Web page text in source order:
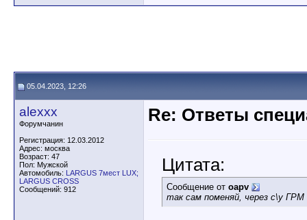
05.04.2023, 12:26
alexxx
Форумчанин
Регистрация: 12.03.2012
Адрес: москва
Возраст: 47
Пол: Мужской
Автомобиль: LARGUS 7мест LUX;
LARGUS CROSS
Сообщений: 912
Re: Ответы
Цитата:
Сообщение от oapv
так сам поменяй, через с\у